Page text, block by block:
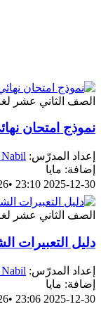
الصف الثاني عشر
نموذج امتحان
إعداد المدرّس: Nabil
إضافة: مايا
2025-12-30 23:10
•
الصف الثاني عشر
دليل التعبيرات
إعداد المدرّس: Nabil
إضافة: مايا
2025-12-30 23:06
•